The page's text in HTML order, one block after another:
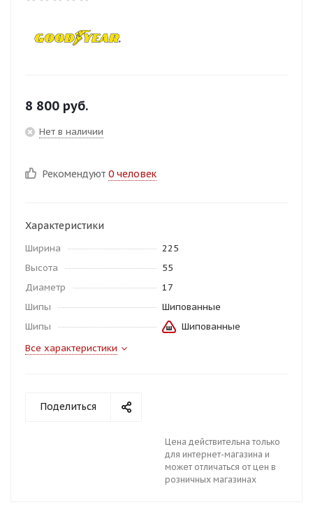
8 800 руб.
Нет в наличии
Рекомендуют 0 человек
Характеристики
Ширина
225
Высота
55
Диаметр
17
Шипы
Шипованные
Шипы
Шипованные
Все характеристики
Поделиться
Цена действительна только
для интернет-магазина и
может отличаться от цен в
розничных магазинах